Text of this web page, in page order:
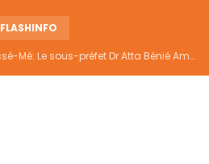
FLASHINFO
Indépendance 2026 À Yakassé-Mé: Le sous-préfet Dr Atta Bénié Amédé appelle à l’unité, à la sécurité et au développement